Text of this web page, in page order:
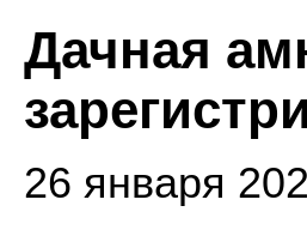
Дачная
26 января